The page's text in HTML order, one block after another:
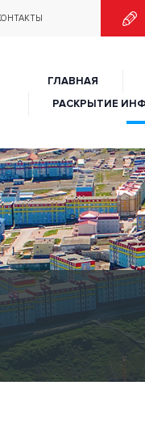
предприятие
ГЛАВНАЯ
РАСКРЫТИЕ